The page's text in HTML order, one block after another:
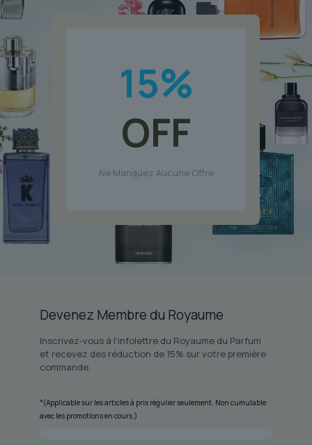
15%
OFF
Ne Manquez Aucune Offre
Devenez Membre du Royaume
Inscrivez-vous à l'infolettre du Royaume du Parfum
et recevez des réduction de 15% sur votre première
commande.
*(Applicable sur les articles à prix régulier seulement. Non cumulable
avec les promotions en cours.)